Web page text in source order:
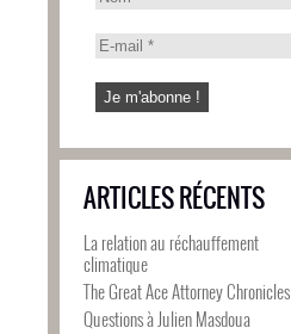
ARTICLES RÉCENTS
La relation au réchauffement
climatique
The Great Ace Attorney Chronicles
Questions à Julien Masdoua